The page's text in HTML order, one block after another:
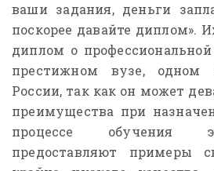
ваши задания, деньги
поскорее давайте диплом».
диплом о профессиональной
престижном вузе,
России, так как он может
преимущества при
процессе обучения
предоставляют примеры